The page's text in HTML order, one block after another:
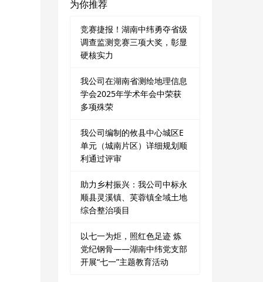
为你推荐
竞赛捷报！湖南中纬勇夺省级
调查监测竞赛三项大奖，彰显
硬核实力
我公司在湖南省测绘地理信息
学会2025年学术年会中荣获
多项殊荣
我公司编制的攸县中心城区E
单元（城南片区）详细规划顺
利通过评审
助力乡村振兴：我公司中标永
顺县灵溪镇、芙蓉镇全域土地
综合整治项目
以七一为炬，照红色足迹 炼
党纪钢骨——湖南中纬党支部
开展“七一”主题教育活动